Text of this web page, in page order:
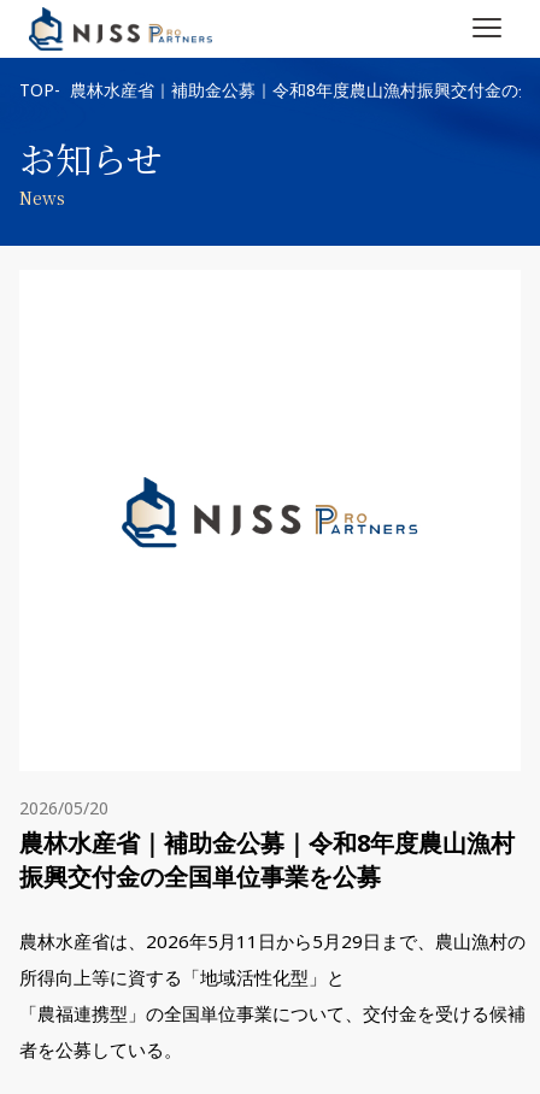
TOP 農林水産省｜補助金公募｜令和8年度農山漁村振興交付金の
お知らせ
News
2026/05/20
農林水産省｜補助金公募｜令和8年度農山漁村
振興交付金の全国単位事業を公募
農林水産省は、2026年5月11日から5月29日まで、農山漁村の
所得向上等に資する「地域活性化型」と
「農福連携型」の全国単位事業について、交付金を受ける候補
者を公募している。